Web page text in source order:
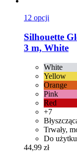
12 opcji
Silhouette
3 m, White
White
Yellow
Orange
Pink
Red
+7
Trwały,
Do
44,99 zł